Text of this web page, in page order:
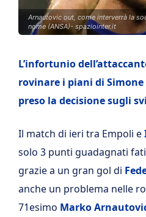
Arnautovic out, come interverrà la
nome (ANSA)- spaziointer.it
L’infortunio
rovinare i piani di
preso la decisione sugli
Il match di ieri tra Empoli e
solo 3 punti guadagnati
grazie a un gran gol di
anche un problema nelle
71esimo Marko